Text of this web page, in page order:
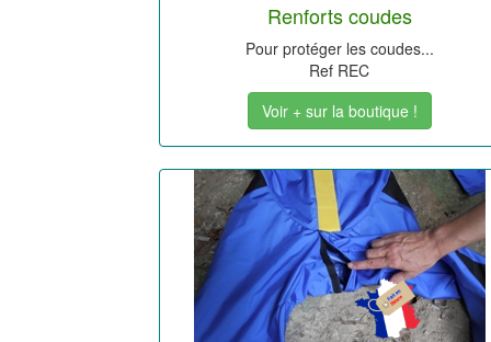
Renforts coudes
Pour protéger les coudes...
Ref REC
Voir + sur la boutique !